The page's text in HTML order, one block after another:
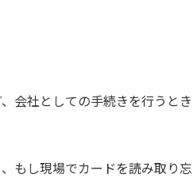
社としての手続きを行うとき
もし現場でカードを読み取り